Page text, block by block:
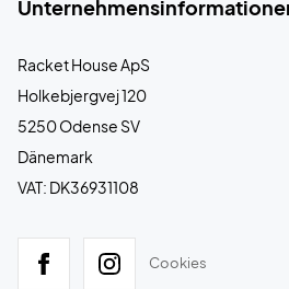
Racket House ApS
Holkebjergvej 120
5250 Odense SV
Dänemark
VAT: DK36931108
Cookies